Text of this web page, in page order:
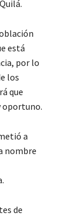
está
por lo
los
que
oportuno.
a
nombre
de